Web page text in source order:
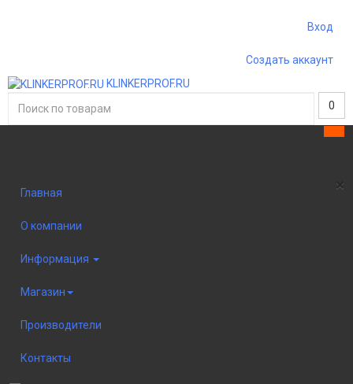
Вход
Создать аккаунт
KLINKERPROF.RU
0
×
Главная
О компании
Информация
Магазин
Производители
Контакты